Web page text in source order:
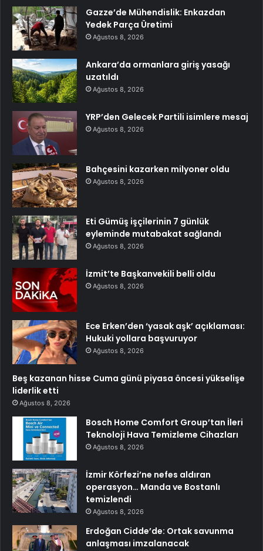
Gazze’de Mühendislik: Enkazdan
Yedek Parça Üretimi
Ağustos 8, 2026
Ankara’da ormanlara giriş yasağı
uzatıldı
Ağustos 8, 2026
YRP’den Gelecek Partili isimlere mesaj
Ağustos 8, 2026
Bahçesini kazarken milyoner oldu
Ağustos 8, 2026
Eti Gümüş işçilerinin 7 günlük
eyleminde mutabakat sağlandı
Ağustos 8, 2026
İzmit’te Başkanvekili belli oldu
Ağustos 8, 2026
Ece Erken’den ‘yasak aşk’ açıklaması:
Hukuki yollara başvuruyor
Ağustos 8, 2026
Beş kazanan hisse Cuma günü piyasa öncesi yükselişe
liderlik etti
Ağustos 8, 2026
Bosch Home Comfort Group’tan İleri
Teknoloji Hava Temizleme Cihazları
Ağustos 8, 2026
İzmir Körfezi’ne nefes aldıran
operasyon… Manda ve Bostanlı
temizlendi
Ağustos 8, 2026
Erdoğan Cidde’de: Ortak savunma
anlaşması imzalanacak